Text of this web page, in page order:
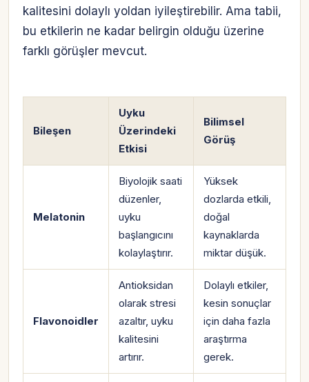
kalitesini dolaylı yoldan iyileştirebilir. Ama tabii,
bu etkilerin ne kadar belirgin olduğu üzerine
farklı görüşler mevcut.
Bileşen
Uyku
Üzerindeki
Etkisi
Bilimsel
Görüş
Melatonin
Biyolojik saati
düzenler,
uyku
başlangıcını
kolaylaştırır.
Yüksek
dozlarda etkili,
doğal
kaynaklarda
miktar düşük.
Flavonoidler
Antioksidan
olarak stresi
azaltır, uyku
kalitesini
artırır.
Dolaylı etkiler,
kesin sonuçlar
için daha fazla
araştırma
gerek.